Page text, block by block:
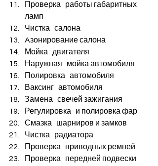
Проверка   работы габаритных
ламп
Чистка   салона
Aзонирование салона
Мойка   двигателя
Наружная   мойка автомобиля
Полировка   автомобиля
Ваксинг   автомобиля
Замена   свечей зажигания
Регулировка   и полировка фар
Смазка   шарниров и замков
Чистка   радиатора
Проверка   приводных ремней
Проверка   передней подвески